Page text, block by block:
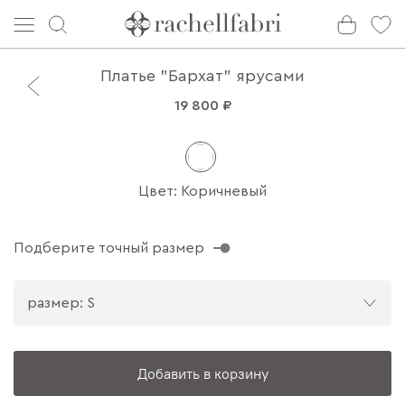
Платье "Бархат" ярусами
19 800 ₽
Добавить в корзину
Цвет: Коричневый
Подберите точный размер
размер: S